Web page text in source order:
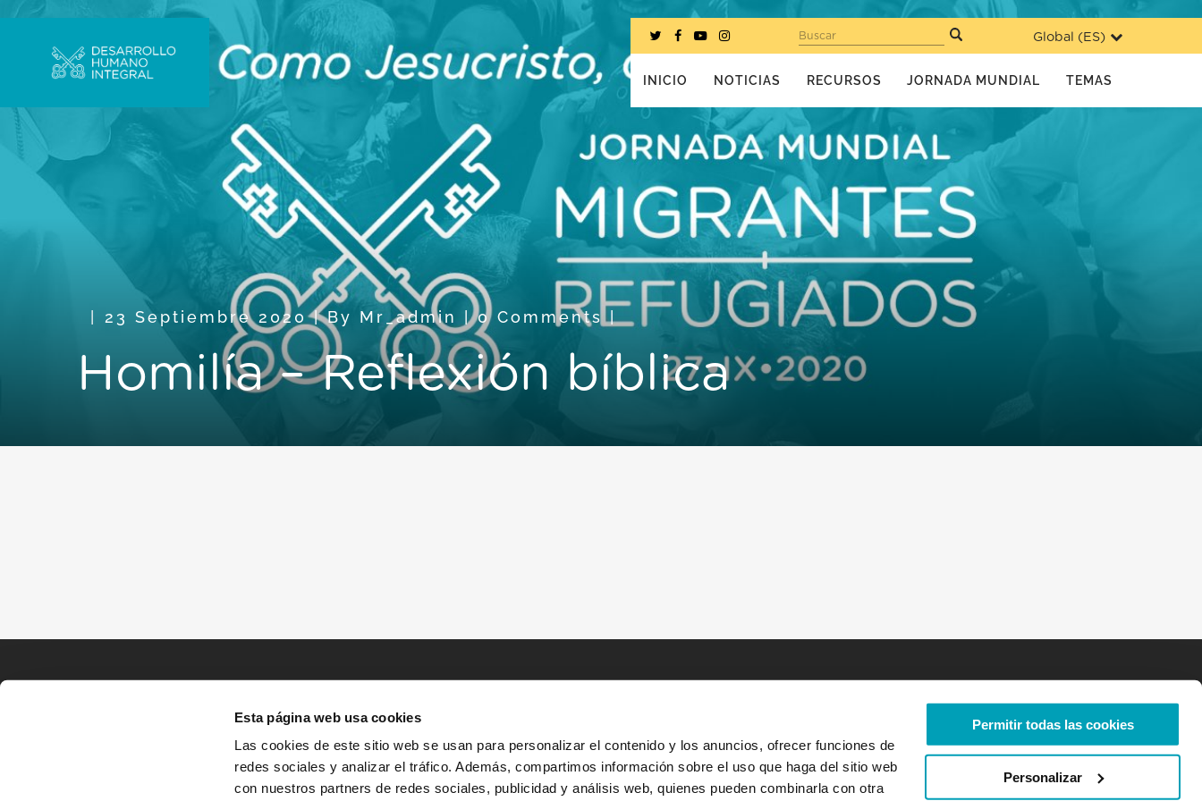
Esta página web usa cookies
Las cookies de este sitio web se usan para personalizar el contenido y los anuncios, ofrecer funciones de
redes sociales y analizar el tráfico. Además, compartimos información sobre el uso que haga del sitio web
con nuestros partners de redes sociales, publicidad y análisis web, quienes pueden combinarla con otra
Permitir todas las cookies
Personalizar
Global (ES)
Buscar
INICIO NOTICIAS RECURSOS JORNADA MUNDIAL TEMAS
23 Septiembre 2020| By Mr_admin | 0 Comments |
Homilía – Reflexión bíblica
INICIO HISTORIAS RECURSOS